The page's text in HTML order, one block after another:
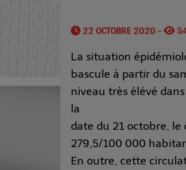
22 OCTOBRE 2020 -
La situation
bascule à partir du
niveau très élévé
la
date du 21 octobre,
279,5/100 000
En outre, cette